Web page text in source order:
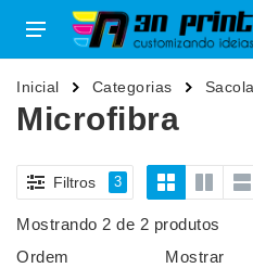
Inicial Categorias
Microfibra
Filtros 3
Mostrando 2 de 2 produtos
Ordem
Mostrar